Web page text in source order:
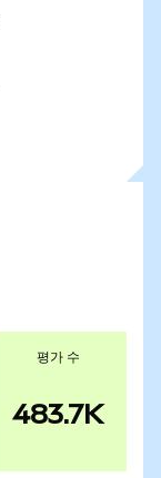
평가 수
483.7K